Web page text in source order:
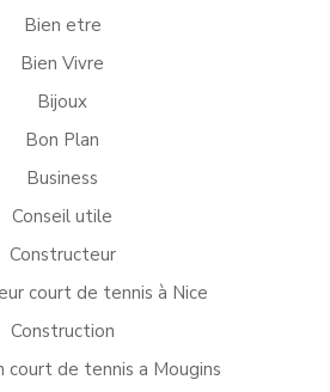
Bien etre
Bien Vivre
Bijoux
Bon Plan
Business
Conseil utile
Constructeur
court de tennis à Nice
Construction
court de tennis a Mougins